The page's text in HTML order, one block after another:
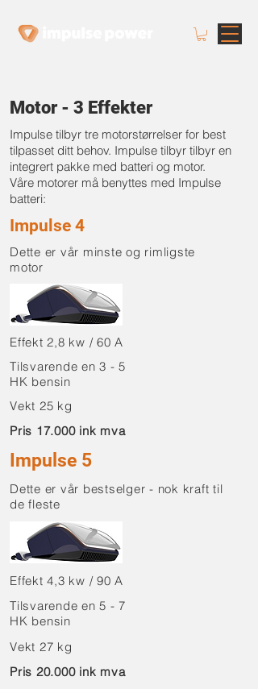
Motor - 3 Effekter
Impulse tilbyr tre motorstørrelser for best
tilpasset ditt behov. Impulse tilbyr tilbyr en
integrert pakke med batteri og motor.
Våre motorer må benyttes med Impulse
batteri:
Impulse 4
Dette er vår minste og rimligste
motor
Effekt 2,8 kw / 60 A
Tilsvarende en 3 - 5
HK bensin
Vekt 25 kg
Pris 17.000 ink mva
Impulse 5
Dette er vår bestselger - nok kraft til
de fleste
Effekt 4,3 kw / 90 A
Tilsvarende en 5 - 7
HK bensin
Vekt 27 kg
Pris 20.000 ink mva